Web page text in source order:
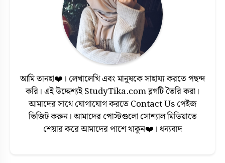
আমি তানহা❤️। লেখালেখি এবং মানুষকে সাহায্য করতে পছন্দ
করি। এই উদ্দেশ্যই StudyTika.com ব্লগটি তৈরি করা।
আমাদের সাথে যোগাযোগ করতে Contact Us পেইজ
ভিজিট করুন। আমাদের পোস্টগুলো সোশ্যাল মিডিয়াতে
শেয়ার করে আমাদের পাশে থাকুন❤️। ধন্যবাদ